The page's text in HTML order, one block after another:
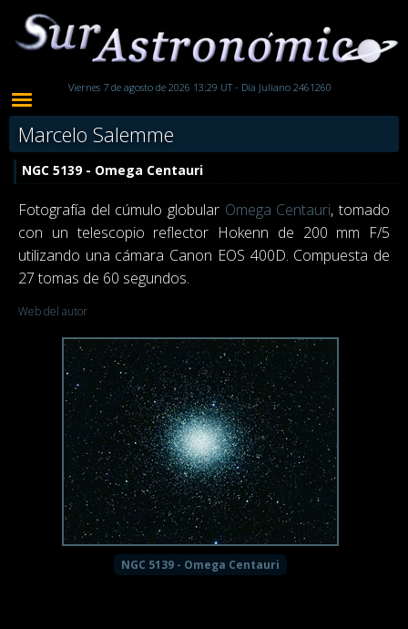
Viernes 7 de agosto de 2026 13:29 UT - Día Juliano 2461260
Marcelo Salemme
NGC 5139 - Omega Centauri
Fotografía del cúmulo globular Omega Centauri, tomado
con un telescopio reflector Hokenn de 200 mm F/5
utilizando una cámara Canon EOS 400D. Compuesta de
27 tomas de 60 segundos.
Web del autor
NGC 5139 - Omega Centauri